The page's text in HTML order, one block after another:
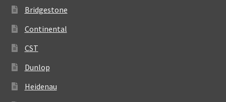
Bridgestone
Continental
CST
Dunlop
Heidenau